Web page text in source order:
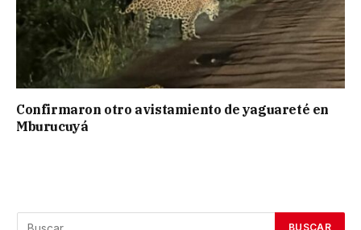
Confirmaron otro avistamiento de yaguareté en
Mburucuyá